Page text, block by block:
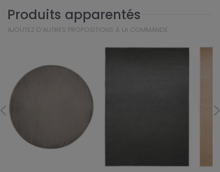
Produits apparentés
AJOUTEZ D’AUTRES PROPOSITIONS À LA COMMANDE